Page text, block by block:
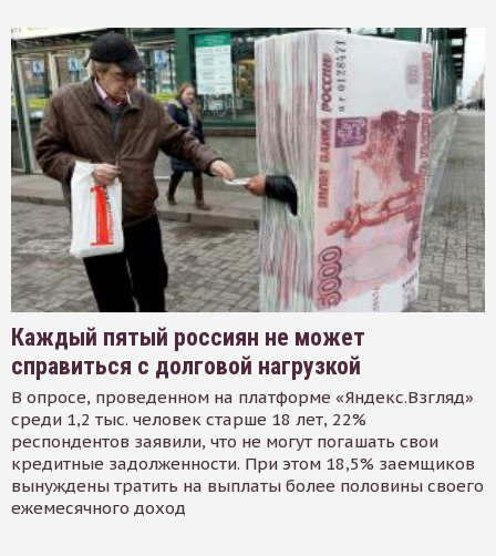
Каждый пятый россиян не может
справиться с долговой нагрузкой
В опросе, проведенном на платформе «Яндекс.Взгляд»
среди 1,2 тыс. человек старше 18 лет, 22%
респондентов заявили, что не могут погашать свои
кредитные задолженности. При этом 18,5% заемщиков
вынуждены тратить на выплаты более половины своего
ежемесячного доход